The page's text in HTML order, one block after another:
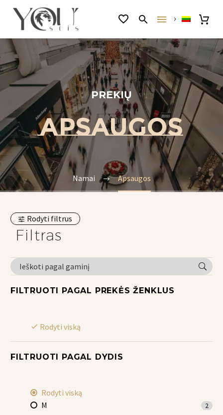
PREKIŲ
APSAUGOS
Namai Apsaugos
Rodyti filtrus
Filtras
FILTRUOTI PAGAL PREKĖS ŽENKLUS
Rodyti viską
FILTRUOTI PAGAL DYDIS
Rodyti viską
M
2